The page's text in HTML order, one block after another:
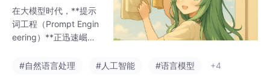
为什么“会写Pro
mpt”成了新技
在大模型时代，**提示
词工程（Prompt Engin
eering）**正迅速崛
样重要的新技能。它不
#自然语言处理 #人工智能 #语言模型 +4